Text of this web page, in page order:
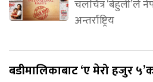
चलचित्र ‘बेहुली’ले
अन्तर्राष्ट्रिय
बडीमालिकाबाट ‘ए मेरो हजुर